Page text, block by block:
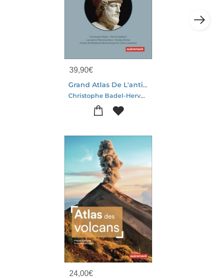
39,90€
Grand Atlas De L'antiquite Grecque Et Romaine
Christophe Badel-Herve Inglebert-Laurianne Martinez-seye
24,00€